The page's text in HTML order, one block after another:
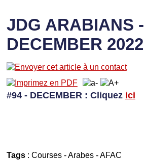
JDG ARABIANS -
DECEMBER 2022
#94 - DECEMBER : Cliquez ici
Tags: Courses-Arabes-AFAC